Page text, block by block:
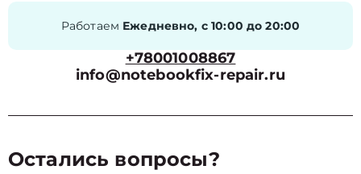
Работаем Ежедневно, с 10:00 до 20:00
+78001008867
info@notebookfix-repair.ru
Остались вопросы?